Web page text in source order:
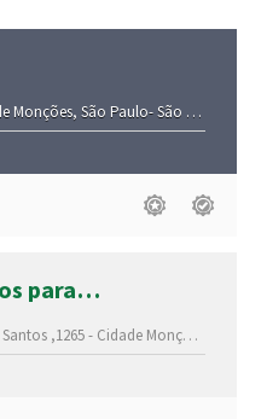
Monções, São Paulo-São Paulo(SP)
para
,1265 - Cidade Monções,